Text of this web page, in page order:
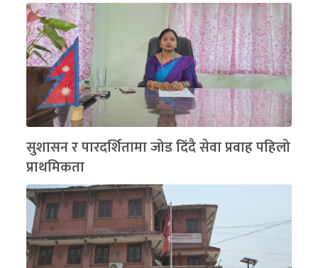
सुशासन र पारदर्शितामा जोड दिंदै सेवा प्रवाह पहिलो
प्राथमिकता